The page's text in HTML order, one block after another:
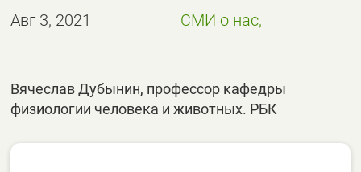
Авг 3, 2021 СМИ о нас,
Вячеслав Дубынин, профессор кафедры
физиологии человека и животных. РБК